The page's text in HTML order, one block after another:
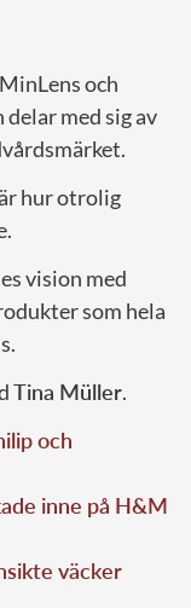
och
med sig av
hur otrolig
vision med
som hela
Tina Müller.
och
inne på H&M
väcker